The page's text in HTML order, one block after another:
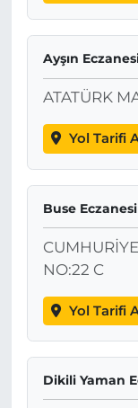
Ayşın
ATATÜRK
Yol Tarifi
Buse Eczanesi
NO:22 C
Yol Tarifi
Dikili Yaman